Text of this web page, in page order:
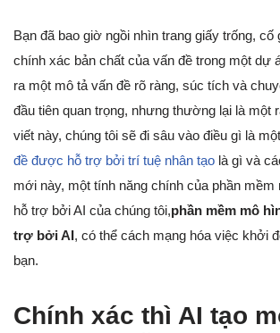
Bạn đã bao giờ ngồi nhìn trang giấy trống, cố
chính xác bản chất của vấn đề trong một dự
ra một mô tả vấn đề rõ ràng, súc tích và
đầu tiên quan trọng, nhưng thường lại là một
viết này, chúng tôi sẽ đi sâu vào điều gì là một
đề được hỗ trợ bởi trí tuệ nhân tạo là gì và
mới này, một tính năng chính của phần
hỗ trợ bởi AI của chúng tôi,phần mềm mô
trợ bởi AI, có thể cách mạng hóa việc khởi
bạn.
Chính xác thì AI tạo